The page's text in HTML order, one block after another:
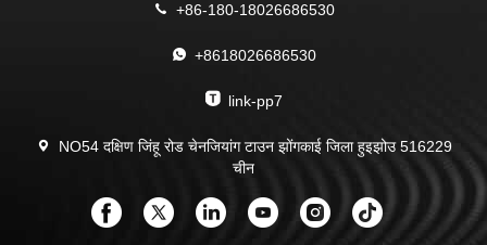
+86-180-18026686530
+8618026686530
link-pp7
NO54 दक्षिण जिंहू रोड चेनजियांग टाउन झोंगकाई जिला हुइझोउ 516229
चीन